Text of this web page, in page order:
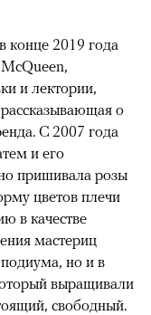
конце 2019 года
и лектории,
о
С 2007 года
и его
пришивала розы
цветов плечи
в качестве
мастериц
но и в
выращивали
свободный.